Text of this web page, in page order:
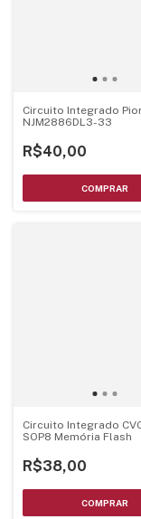
Circuito Integrado
NJM2886DL3-33
R$40,00
Circuito Integrado
SOP8 Memória Flash
R$38,00